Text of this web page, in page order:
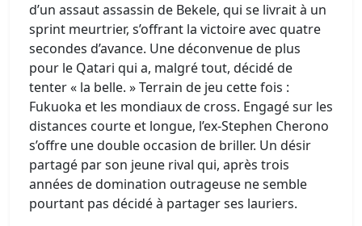
d’un assaut assassin de Bekele, qui se livrait à un
sprint meurtrier, s’offrant la victoire avec quatre
secondes d’avance. Une déconvenue de plus
pour le Qatari qui a, malgré tout, décidé de
tenter « la belle. » Terrain de jeu cette fois :
Fukuoka et les mondiaux de cross. Engagé sur les
distances courte et longue, l’ex-Stephen Cherono
s’offre une double occasion de briller. Un désir
partagé par son jeune rival qui, après trois
années de domination outrageuse ne semble
pourtant pas décidé à partager ses lauriers.